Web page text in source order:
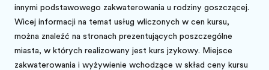
innymi podstawowego zakwaterowania u rodziny goszczącej.
Więcej informacji na temat usług wliczonych w cenę kursu,
można znaleźć na stronach prezentujących poszczególne
miasta, w których realizowany jest kurs językowy. Miejsce
zakwaterowania i wyżywienie wchodzące w skład ceny kursu